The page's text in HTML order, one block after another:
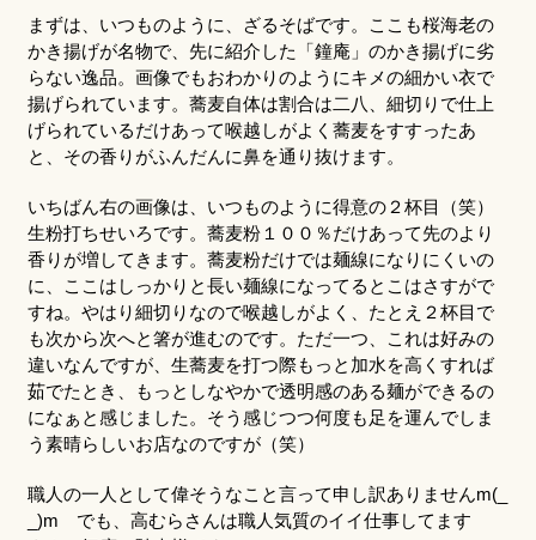
まずは、いつものように、ざるそばです。ここも桜海老の
かき揚げが名物で、先に紹介した「鐘庵」のかき揚げに劣
らない逸品。画像でもおわかりのようにキメの細かい衣で
揚げられています。蕎麦自体は割合は二八、細切りで仕上
げられているだけあって喉越しがよく蕎麦をすすったあ
と、その香りがふんだんに鼻を通り抜けます。
いちばん右の画像は、いつものように得意の２杯目（笑）
生粉打ちせいろです。蕎麦粉１００％だけあって先のより
香りが増してきます。蕎麦粉だけでは麺線になりにくいの
に、ここはしっかりと長い麺線になってるとこはさすがで
すね。やはり細切りなので喉越しがよく、たとえ２杯目で
も次から次へと箸が進むのです。ただ一つ、これは好みの
違いなんですが、生蕎麦を打つ際もっと加水を高くすれば
茹でたとき、もっとしなやかで透明感のある麺ができるの
になぁと感じました。そう感じつつ何度も足を運んでしま
う素晴らしいお店なのですが（笑）
職人の一人として偉そうなこと言って申し訳ありませんm(_
_)m でも、高むらさんは職人気質のイイ仕事してます